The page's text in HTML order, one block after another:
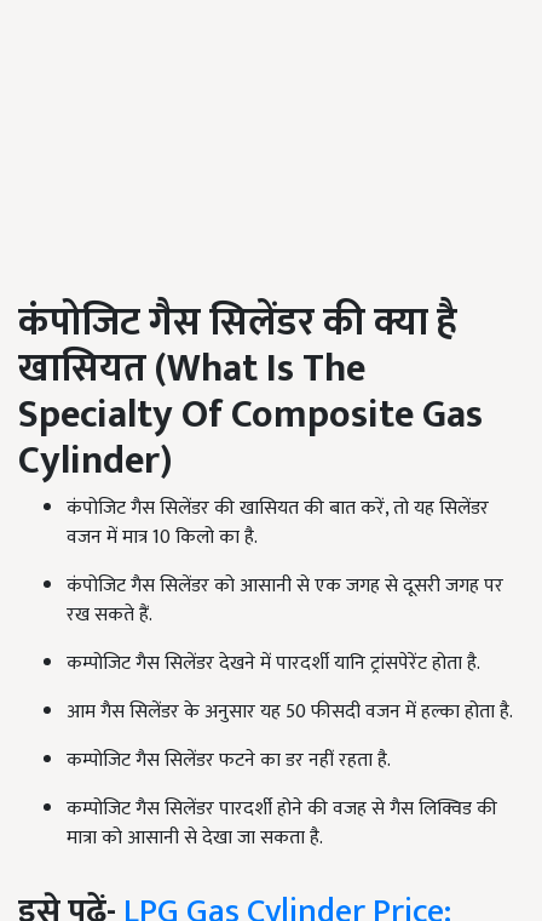
कंपोजिट गैस सिलेंडर की क्या है
खासियत (What Is The
Specialty Of Composite Gas
Cylinder)
कंपोजिट गैस सिलेंडर की खासियत की बात करें, तो यह सिलेंडर
वजन में मात्र 10 किलो का है.
कंपोजिट गैस सिलेंडर को आसानी से एक जगह से दूसरी जगह पर
रख सकते हैं.
कम्पोजिट गैस सिलेंडर देखने में पारदर्शी यानि ट्रांसपेरेंट होता है.
आम गैस सिलेंडर के अनुसार यह 50 फीसदी वजन में हल्का होता है.
कम्पोजिट गैस सिलेंडर फटने का डर नहीं रहता है.
कम्पोजिट गैस सिलेंडर पारदर्शी होने की वजह से गैस लिक्विड की
मात्रा को आसानी से देखा जा सकता है.